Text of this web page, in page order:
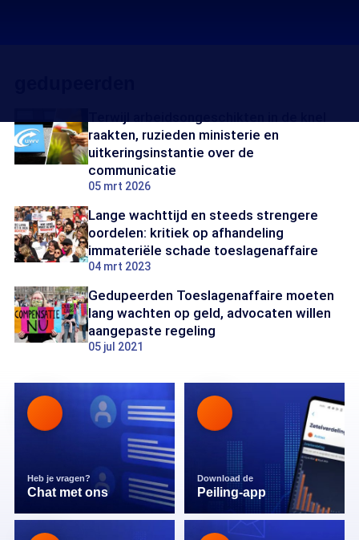
raakten, ruzieden ministerie en
uitkeringsinstantie over de
communicatie
05 mrt 2026
Lange wachttijd en steeds strengere
oordelen: kritiek op afhandeling
immateriële schade toeslagenaffaire
04 mrt 2023
Gedupeerden Toeslagenaffaire moeten
lang wachten op geld, advocaten willen
aangepaste regeling
05 jul 2021
Heb je vragen?
Chat met ons
Download de
Peiling-app